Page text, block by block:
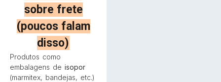
sobre frete
(poucos falam
disso)
Produtos como
embalagens de isopor
(marmitex, bandejas, etc.)